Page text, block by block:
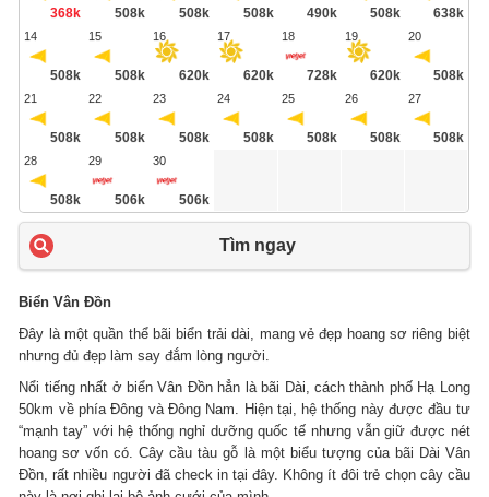
368k 508k 508k 508k 490k 508k 638k
14
508k
15
508k
16
620k
17
620k
18
728k
19
620k
20
508k
21
508k
22
508k
23
508k
24
508k
25
508k
26
508k
27
508k
28
508k
29
506k
30
506k
Tìm ngay
Biển Vân Đồn
Đây là một quần thể bãi biển trải dài, mang vẻ đẹp hoang sơ riêng biệt
nhưng đủ đẹp làm say đắm lòng người.
Nổi tiếng nhất ở biển Vân Đồn hẳn là bãi Dài, cách thành phố Hạ Long
50km về phía Đông và Đông Nam. Hiện tại, hệ thống này được đầu tư
“mạnh tay” với hệ thống nghỉ dưỡng quốc tế nhưng vẫn giữ được nét
hoang sơ vốn có. Cây cầu tàu gỗ là một biểu tượng của bãi Dài Vân
Đồn, rất nhiều người đã check in tại đây. Không ít đôi trẻ chọn cây cầu